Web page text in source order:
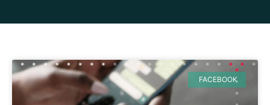
FACEBOOK